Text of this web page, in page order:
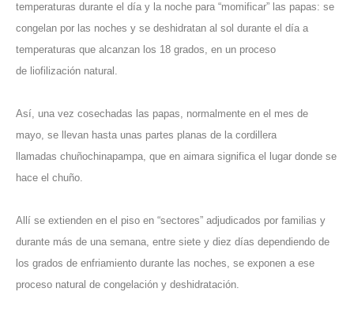
temperaturas durante el día y la noche para “momificar” las papas: se
congelan por las noches y se deshidratan al sol durante el día a
temperaturas que alcanzan los 18 grados, en un proceso
de liofilización natural.
Así, una vez cosechadas las papas, normalmente en el mes de
mayo, se llevan hasta unas partes planas de la cordillera
llamadas chuñochinapampa, que en aimara significa el lugar donde se
hace el chuño.
Allí se extienden en el piso en “sectores” adjudicados por familias y
durante más de una semana, entre siete y diez días dependiendo de
los grados de enfriamiento durante las noches, se exponen a ese
proceso natural de congelación y deshidratación.